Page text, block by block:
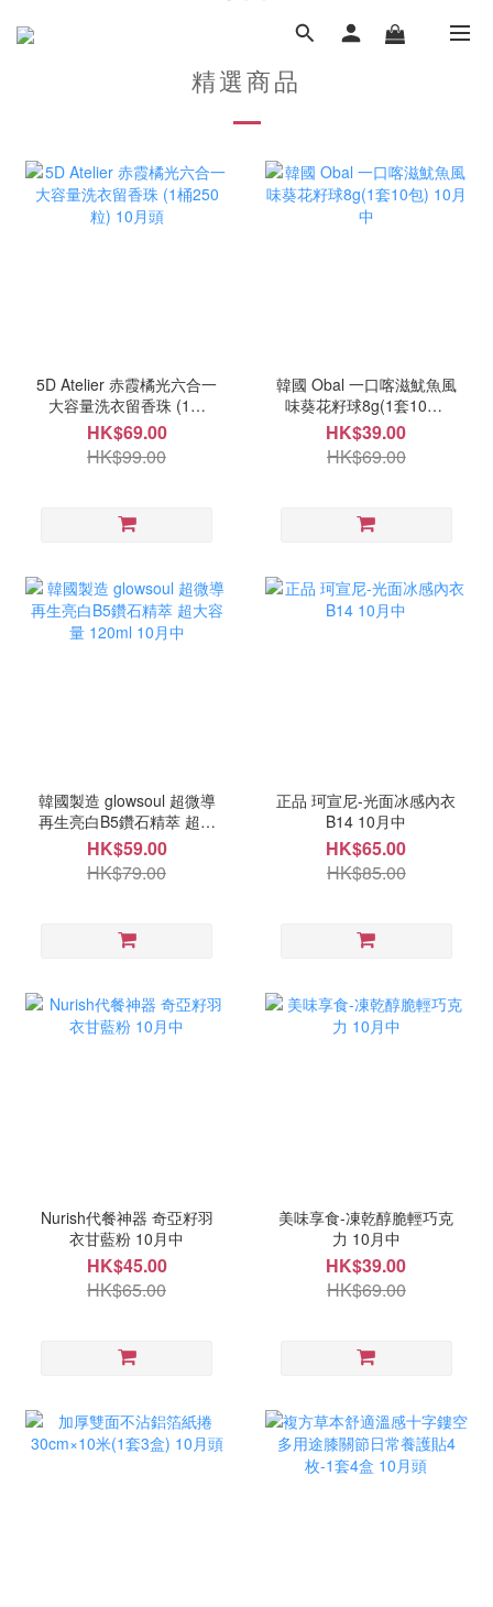
精選商品
5D Atelier 赤霞橘光六合一
大容量洗衣留香珠 (1桶
250粒) 10月頭
HK$69.00
HK$99.00
韓國 Obal 一口喀滋魷魚風
味葵花籽球8g(1套10包)
10月中
HK$39.00
HK$69.00
韓國製造 glowsoul 超微導
再生亮白B5鑽石精萃 超大
容量 120ml 10月中
HK$59.00
HK$79.00
正品 珂宣尼-光面冰感內衣
B14 10月中
HK$65.00
HK$85.00
Nurish代餐神器 奇亞籽羽
衣甘藍粉 10月中
HK$45.00
HK$65.00
美味享食-凍乾醇脆輕巧克
力 10月中
HK$39.00
HK$69.00